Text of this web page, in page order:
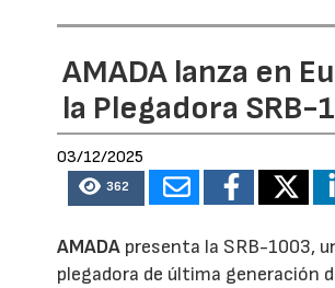
AMADA lanza en
la Plegadora SRB-
03/12/2025
362
AMADA presenta la SRB-1003,
plegadora de última generación